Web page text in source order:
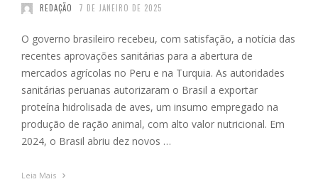
REDAÇÃO 7 DE JANEIRO DE 2025
O governo brasileiro recebeu, com satisfação, a notícia das
recentes aprovações sanitárias para a abertura de
mercados agrícolas no Peru e na Turquia. As autoridades
sanitárias peruanas autorizaram o Brasil a exportar
proteína hidrolisada de aves, um insumo empregado na
produção de ração animal, com alto valor nutricional. Em
2024, o Brasil abriu dez novos …
Leia Mais